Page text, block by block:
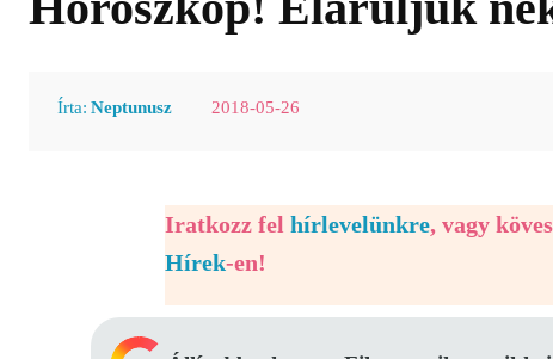
Írta: Neptunusz 2018-05-26
Iratkozz fel hírlevelünkre, vagy
Hírek-en!